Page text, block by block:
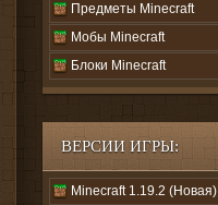
Предметы Minecraft
Мобы Minecraft
Блоки Minecraft
ВЕРСИИ ИГРЫ:
Minecraft 1.19.2 (Новая)